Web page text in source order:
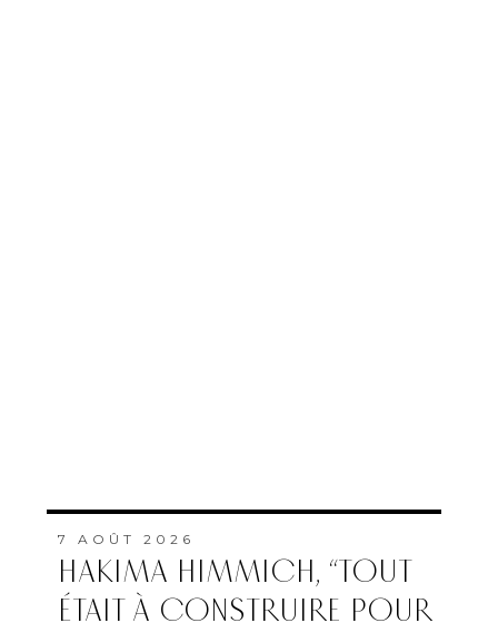
7 AOÛT 2026
HAKIMA HIMMICH, “TOUT
ÉTAIT À CONSTRUIRE POUR